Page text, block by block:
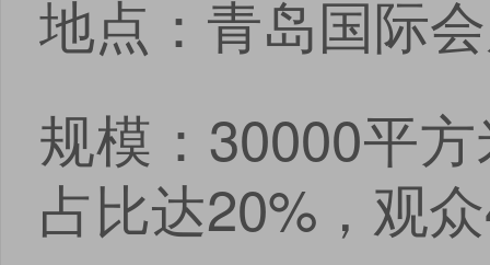
地点：青岛国际
规模：30000平
占比达20%，观